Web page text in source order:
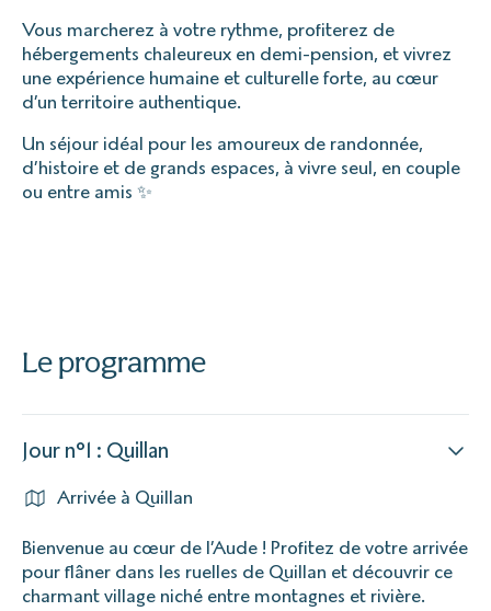
Vous marcherez à votre rythme, profiterez de
hébergements chaleureux en demi-pension, et vivrez
une expérience humaine et culturelle forte, au cœur
d’un territoire authentique.
Un séjour idéal pour les amoureux de randonnée,
d’histoire et de grands espaces, à vivre seul, en couple
ou entre amis ✨
Le programme
Jour n°1 : Quillan
Arrivée à Quillan
Bienvenue au cœur de l’Aude ! Profitez de votre arrivée
pour flâner dans les ruelles de Quillan et découvrir ce
charmant village niché entre montagnes et rivière.